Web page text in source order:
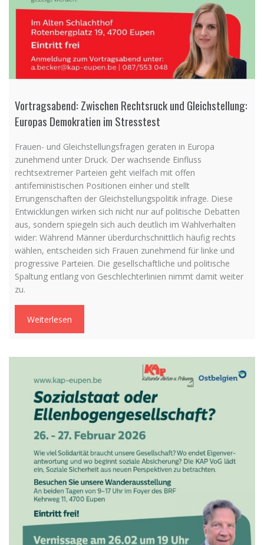
Vortragsabend: Zwischen Rechtsruck und Gleichstellung:
Europas Demokratien im Stresstest
Frauen- und Gleichstellungsfragen geraten in Europa
zunehmend unter Druck. Der wachsende Einfluss
rechtsextremer Parteien geht vielfach mit offen
antifeministischen Positionen einher und stellt
Errungenschaften der Gleichstellungspolitik infrage. Diese
Entwicklungen wirken sich nicht nur auf politische Debatten
aus, sondern spiegeln sich auch deutlich im Wahlverhalten
wider: Während Männer überdurchschnittlich häufig rechts
wählen, entscheiden sich Frauen zunehmend für linke und
progressive Parteien. Die gesellschaftliche und politische
Spaltung entlang von Geschlechterlinien nimmt damit weiter
zu.
Weiterlesen